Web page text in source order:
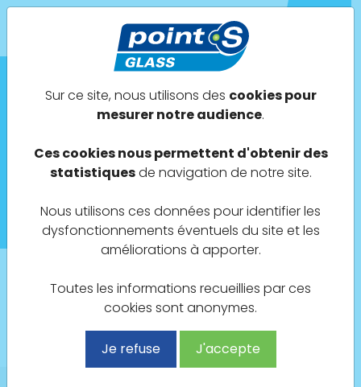
POINT S GLASS
Trouvez un centre près de
Vous cherchez un centre Point S Glass près de
chez vous
Indiquez vos coordonnées, adresse, ville...
Sur ce site, nous utilisons des cookies pour
mesurer notre audience.
Ces cookies nous permettent d'obtenir des
statistiquesde navigation de notre site.
Nous utilisons ces données pour identifier les
dysfonctionnements éventuels du site et les
améliorations à apporter.
Toutes les informations recueillies par ces
cookies sont anonymes.
Je refuse J'accepte